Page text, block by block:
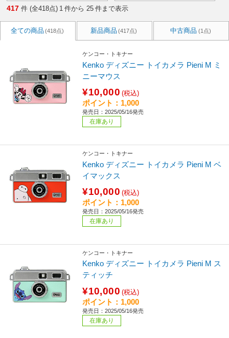
417 件 (全418点) 1 件から 25 件まで表示
全ての商品 (418点) 新品商品 (417点) 中古商品 (1点)
ケンコー・トキナー
Kenko ディズニー トイカメラ Pieni M ミ
ニーマウス
¥10,000 (税込)
ポイント：1,000
発売日：2025/05/16発売
在庫あり
ケンコー・トキナー
Kenko ディズニー トイカメラ Pieni M ベ
イマックス
¥10,000 (税込)
ポイント：1,000
発売日：2025/05/16発売
在庫あり
ケンコー・トキナー
Kenko ディズニー トイカメラ Pieni M ス
ティッチ
¥10,000 (税込)
ポイント：1,000
発売日：2025/05/16発売
在庫あり